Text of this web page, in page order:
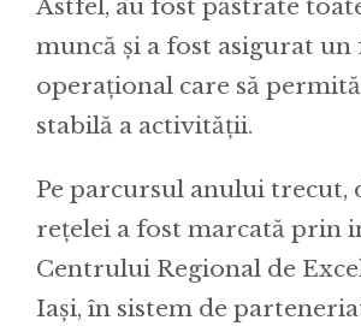
Astfel, au fost păstrate
muncă și a fost asigurat un
operațional care să
stabilă a activității.
Pe parcursul anului trecut,
rețelei a fost marcată prin
Centrului Regional de
Iași, în sistem de